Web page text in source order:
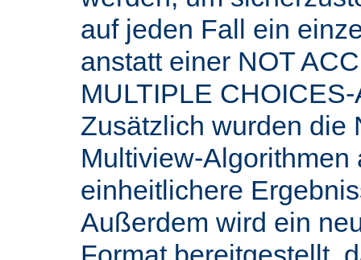
auf jeden Fall ein
anstatt einer NOT
MULTIPLE
Zusätzlich wurden die
Multiview-Algorithmen
einheitlichere
Außerdem wird ein